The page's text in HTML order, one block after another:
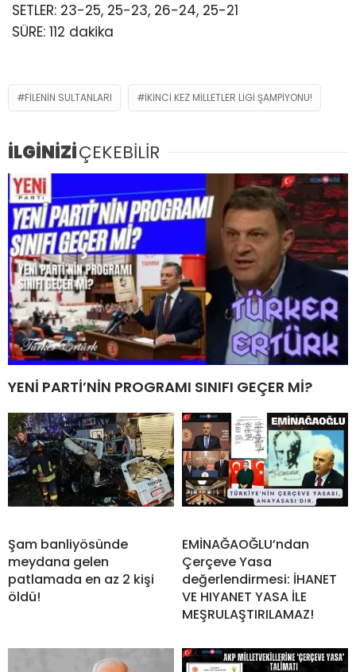
SETLER: 23-25, 25-23, 26-24, 25-21
SÜRE: 112 dakika
FILENIN SULTANLARI İKINCI KEZ MILLETLER LIGI ŞAMPIYONU!
İLGİNİZİÇEKEBİLİR
YENİ PARTİ’NİN PROGRAMI SINIFI GEÇER Mİ?
Şam banliyösünde
meydana gelen
patlamada en az 2 kişi
öldü!
EMİNAĞAOĞLU’ndan
Çerçeve Yasa
değerlendirmesi: İHANET
VE HIYANET YASA İLE
MEŞRULAŞTIRILAMAZ!